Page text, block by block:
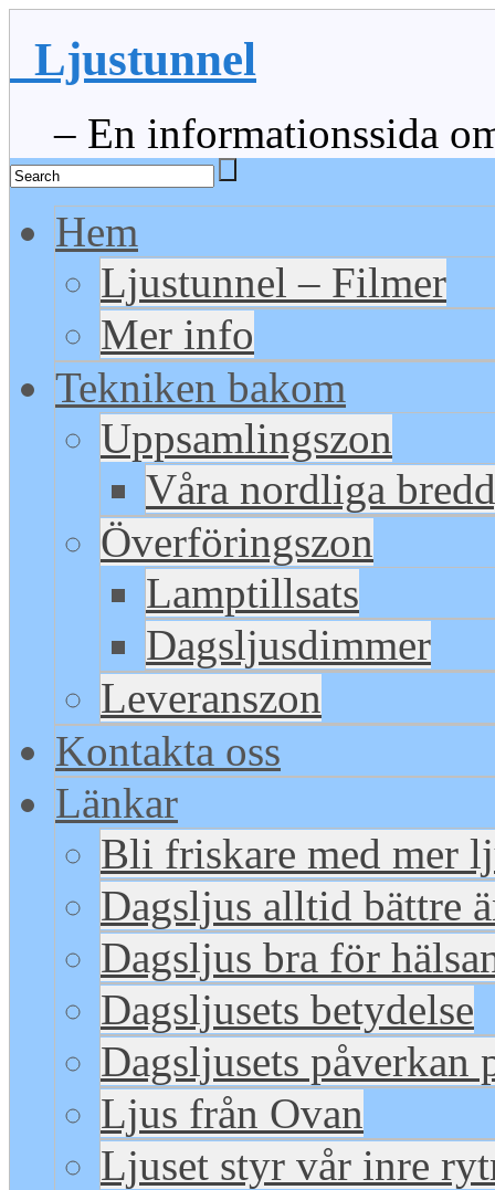
Ljustunnel
– En informationssida
Hem
Ljustunnel – Filmer
Mer info
Tekniken bakom
Uppsamlingszon
Våra nordliga
Överföringszon
Lamptillsats
Dagsljusdimmer
Leveranszon
Kontakta oss
Länkar
Bli friskare med mer
Dagsljus alltid bättre
Dagsljus bra för
Dagsljusets betydelse
Dagsljusets påverkan
Ljus från Ovan
Ljuset styr vår inre